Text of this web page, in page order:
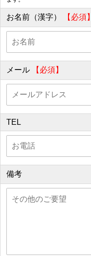
お名前（漢字） 【必須】
メール 【必須】
TEL
備考